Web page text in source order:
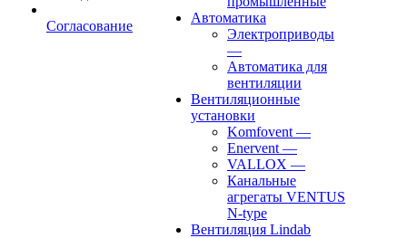
Согласование
Автоматика
Электроприводы
—
Автоматика для
вентиляции
Вентиляционные
установки
Komfovent —
Enervent —
VALLOX —
Канальные
агрегаты VENTUS
N-type
Вентиляция Lindab